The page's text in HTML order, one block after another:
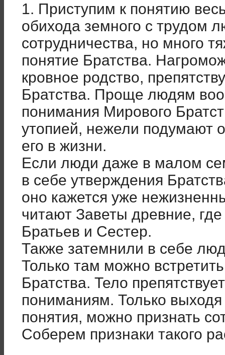
1. Приступим к понятию
обихода земного с трудом
сотрудничества, но много
понятие Братства.
кровное родство,
Братства. Проще людям
понимания Мирового
утопией, нежели подумают
его в жизни.
Если люди даже в малом
в себе утверждения
оно кажется уже
читают Заветы древние,
Братьев и Сестер.
Также затемнили в себе
Только там можно
Братства. Тело
пониманиям. Только
понятия, можно признать
Соберем признаки такого